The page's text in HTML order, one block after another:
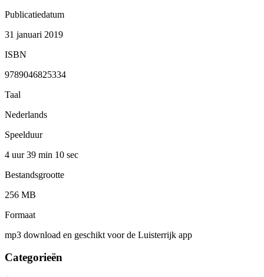
Publicatiedatum
31 januari 2019
ISBN
9789046825334
Taal
Nederlands
Speelduur
4 uur 39 min 10 sec
Bestandsgrootte
256 MB
Formaat
mp3 download en geschikt voor de Luisterrijk app
Categorieën